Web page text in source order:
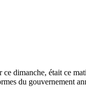
dimanche, était ce
du gouvernement